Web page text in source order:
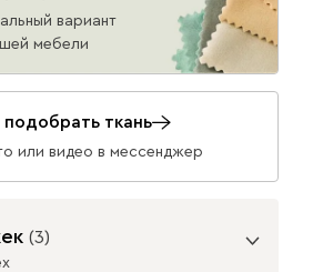
40 990 40 990
40 471 43 990
Графит
вариант
мебели
ткань
или видео в мессенджер
(3)